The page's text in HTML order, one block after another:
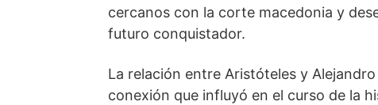
cercanos con la corte macedonia y
futuro conquistador.
La relación entre Aristóteles y
conexión que influyó en el curso de la